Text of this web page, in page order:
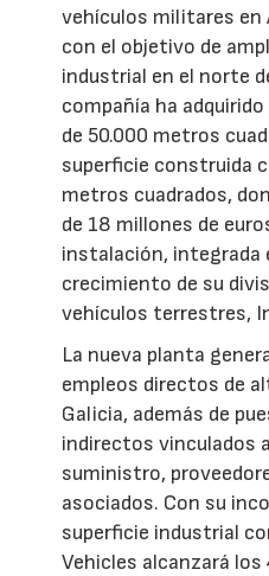
vehículos militares en
con el objetivo de
industrial en el norte
compañía ha
de 50.000 metros
superficie construida
metros cuadrados,
de 18 millones de
instalación, integrada
crecimiento de su
vehículos terrestres,
La nueva planta
empleos directos de
Galicia, además de
indirectos vinculados
suministro,
asociados. Con su
superficie industrial
Vehicles alcanzará